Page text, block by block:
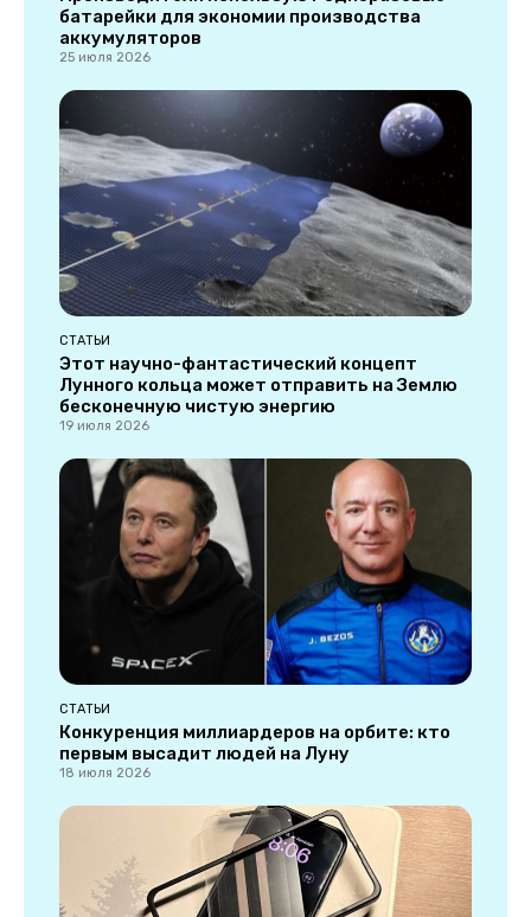
батарейки для экономии производства
аккумуляторов
25 июля 2026
СТАТЬИ
Этот научно-фантастический концепт
Лунного кольца может отправить на Землю
бесконечную чистую энергию
19 июля 2026
СТАТЬИ
Конкуренция миллиардеров на орбите: кто
первым высадит людей на Луну
18 июля 2026